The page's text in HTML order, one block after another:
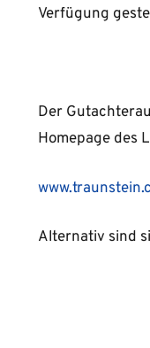
Verfügung
Der
Homepage des
Alternativ sind